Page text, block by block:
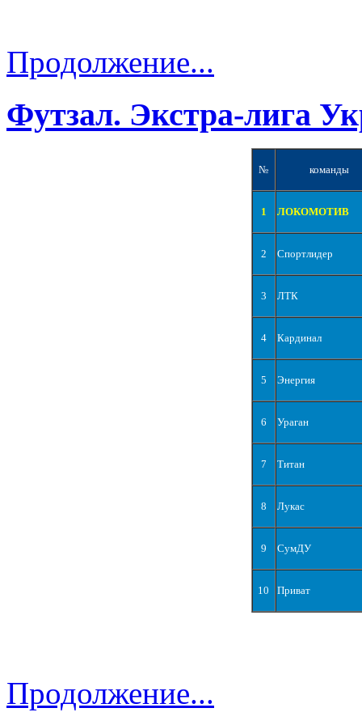
Продолжение...
Футзал. Экстра-лига
№ команды
1 ЛОКОМОТИВ
2 Спортлидер
3 ЛТК
4 Кардинал
5 Энергия
6 Ураган
7 Титан
8 Лукас
9 СумДУ
10 Приват
Продолжение...